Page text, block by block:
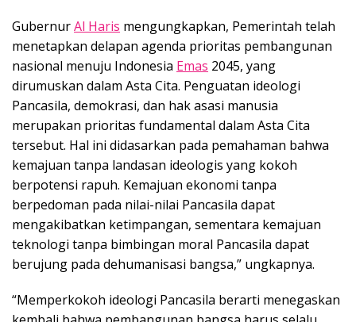
GubernurAl Haris mengungkapkan, Pemerintah telah
menetapkan delapan agenda prioritas pembangunan
nasional menuju Indonesia Emas 2045, yang
dirumuskan dalam Asta Cita. Penguatan ideologi
Pancasila, demokrasi, dan hak asasi manusia
merupakan prioritas fundamental dalam Asta Cita
tersebut. Hal ini didasarkan pada pemahaman bahwa
kemajuan tanpa landasan ideologis yang kokoh
berpotensi rapuh. Kemajuan ekonomi tanpa
berpedoman pada nilai-nilai Pancasila dapat
mengakibatkan ketimpangan, sementara kemajuan
teknologi tanpa bimbingan moral Pancasila dapat
berujung pada dehumanisasi bangsa,” ungkapnya.
“Memperkokoh ideologi Pancasila berarti menegaskan